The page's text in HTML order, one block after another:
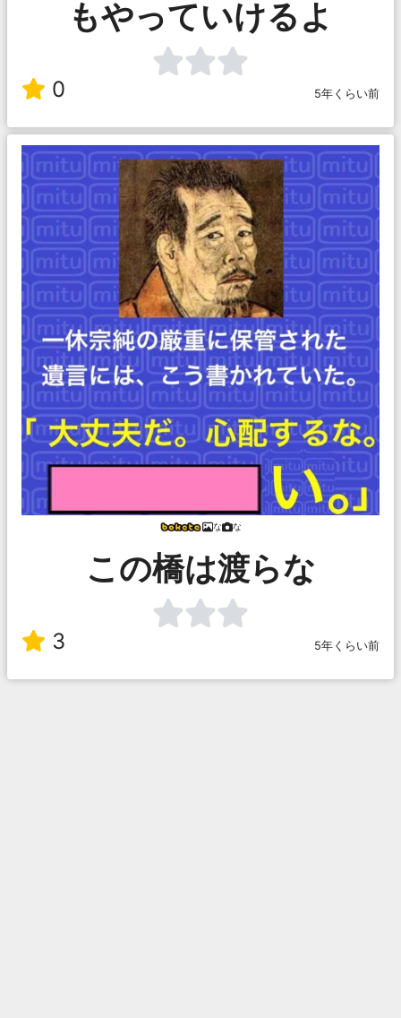
もやっていけるよ
0 5年くらい前
な な
この橋は渡らな
3 5年くらい前